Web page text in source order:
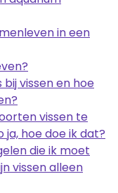
in een
vissen en hoe
vissen te
ja, hoe doe ik dat?
die ik moet
vissen alleen